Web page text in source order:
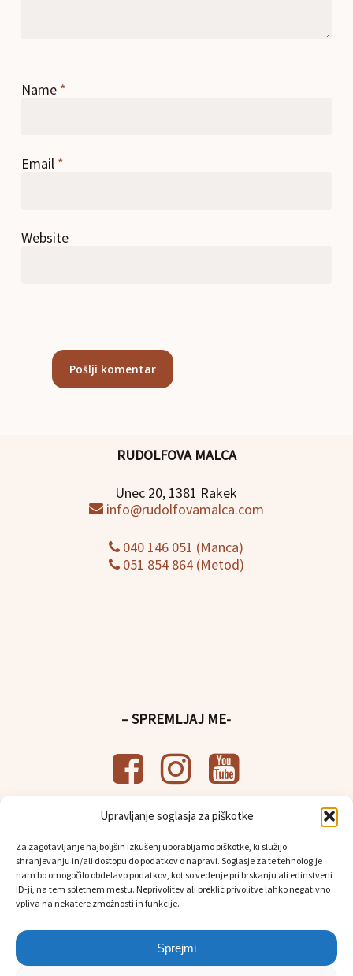
Upravljanje soglasja za piškotke
Za zagotavljanje najboljših izkušenj uporabljamo piškotke, ki služijo
shranjevanju in/ali dostopu do podatkov o napravi. Soglasje za te tehnologije
nam bo omogočilo obdelavo podatkov, kot so vedenje pri brskanju ali edinstveni
ID-ji, na tem spletnem mestu. Neprivolitev ali preklic privolitve lahko negativno
vpliva na nekatere zmožnosti in funkcije.
Sprejmi
Name *
Email *
Website
RUDOLFOVA MALCA
Unec 20, 1381 Rakek
info@rudolfovamalca.com
040 146 051 (Manca)
051 854 864 (Metod)
– SPREMLJAJ ME-
– UPORABNE POVEZAVE-
Splošni pogoji poslovanja
Politikavarstva osebnih podatkov
Osebni prevzem in dostava